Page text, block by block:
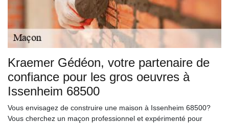
Kraemer Gédéon, votre partenaire de
confiance pour les gros oeuvres à
Issenheim 68500
Vous envisagez de construire une maison à Issenheim 68500?
Vous cherchez un maçon professionnel et expérimenté pour